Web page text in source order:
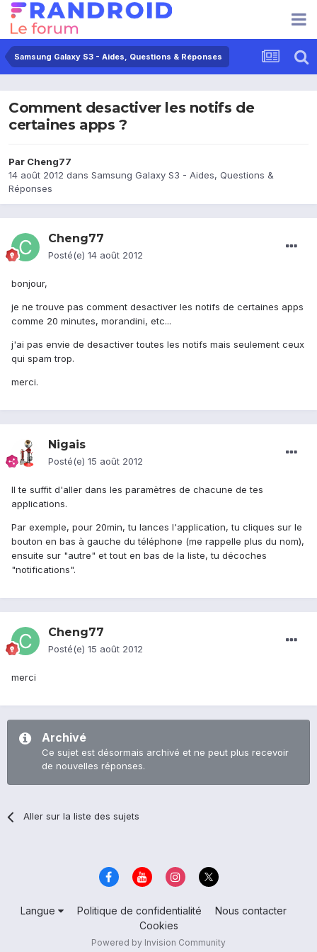
Samsung Galaxy S3 - Aides, Questions & Réponses
Comment desactiver les notifs de
certaines apps ?
Par Cheng77
14 août 2012 dans Samsung Galaxy S3 - Aides, Questions &
Réponses
Cheng77
Posté(e) 14 août 2012
bonjour,
je ne trouve pas comment desactiver les notifs de certaines apps
comme 20 minutes, morandini, etc...
j'ai pas envie de desactiver toutes les notifs mais seulement ceux
qui spam trop.
merci.
Nigais
Posté(e) 15 août 2012
Il te suffit d'aller dans les paramètres de chacune de tes
applications.
Par exemple, pour 20min, tu lances l'application, tu cliques sur le
bouton en bas à gauche du téléphone (me rappelle plus du nom),
ensuite sur "autre" et tout en bas de la liste, tu décoches
"notifications".
Cheng77
Posté(e) 15 août 2012
merci
Archivé
Ce sujet est désormais archivé et ne peut plus recevoir
de nouvelles réponses.
Aller sur la liste des sujets
Langue Politique de confidentialité
Nous contacter
Cookies
Powered by Invision Community